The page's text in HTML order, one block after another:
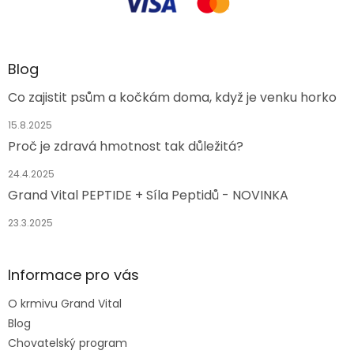
Blog
Co zajistit psům a kočkám doma, když je venku horko
15.8.2025
Proč je zdravá hmotnost tak důležitá?
24.4.2025
Grand Vital PEPTIDE + Síla Peptidů - NOVINKA
23.3.2025
Informace pro vás
O krmivu Grand Vital
Blog
Chovatelský program